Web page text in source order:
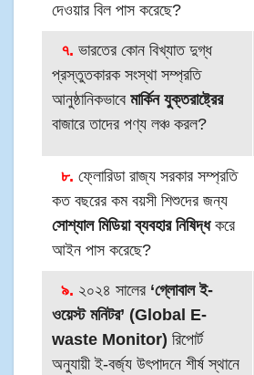
দেওয়ার বিল পাস করেছে?
৭. ভারতের কোন বিখ্যাত দুগ্ধ
প্রস্তুতকারক সংস্থা সম্প্রতি
আনুষ্ঠানিকভাবেমার্কিন যুক্তরাষ্ট্রের
বাজারে তাদের পণ্য লঞ্চ করল?
৮. ফ্লোরিডা রাজ্য সরকার সম্প্রতি
কত বছরের কম বয়সী শিশুদের জন্য
সোশ্যাল মিডিয়া ব্যবহার নিষিদ্ধকরে
আইন পাস করেছে?
৯. ২০২৪ সালের ‘গ্লোবাল ই-
ওয়েস্ট মনিটর’ (Global E-
waste Monitor) রিপোর্ট
অনুযায়ী ই-বর্জ্য উৎপাদনে শীর্ষ স্থানে